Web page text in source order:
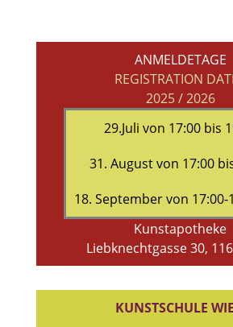
ANMELDETAGE
REGISTRATION
2025 / 2026
29.Juli von 17:00 bis
31. August von 17:00
18. September von 17:00-
Kunstapotheke
Liebknechtgasse 30,
KUNSTSCHULE